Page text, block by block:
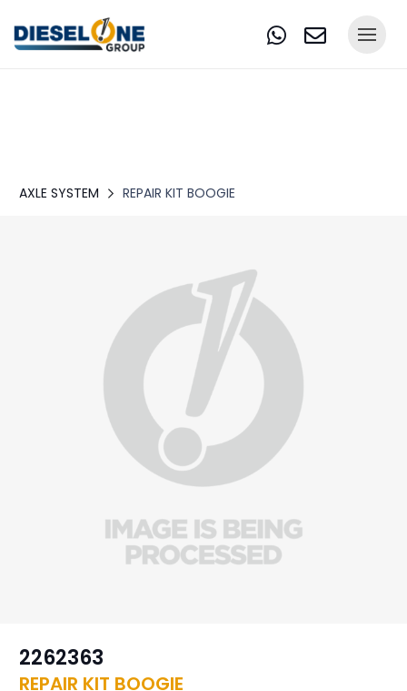
AXLE SYSTEM REPAIR KIT BOOGIE
2262363
REPAIR KIT BOOGIE